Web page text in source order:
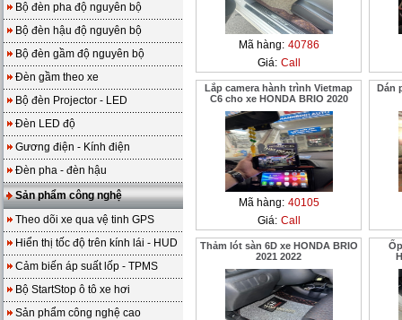
Bộ đèn pha độ nguyên bộ
Bộ đèn hậu độ nguyên bộ
Bộ đèn gầm độ nguyên bộ
Đèn gầm theo xe
Bộ đèn Projector - LED
Đèn LED độ
Gương điện - Kính điện
Đèn pha - đèn hậu
Sản phẩm công nghệ
Theo dõi xe qua vệ tinh GPS
Hiển thị tốc độ trên kính lái - HUD
Cảm biến áp suất lốp - TPMS
Bộ StartStop ô tô xe hơi
Sản phẩm công nghệ cao
Mã hàng: 40786
Giá: Call
Lắp camera hành trình Vietmap
C6 cho xe HONDA BRIO 2020
Mã hàng: 40105
Giá: Call
Dán
Thảm lót sàn 6D xe HONDA BRIO
2021 2022